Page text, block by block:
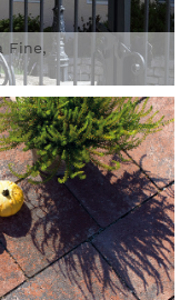
Fine,